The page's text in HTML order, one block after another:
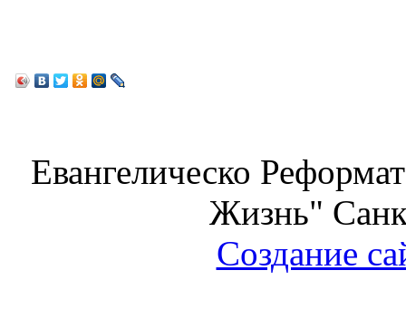
Евангелическо
Жизнь"
Создание